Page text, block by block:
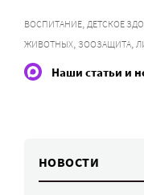
ВОСПИТАНИЕ, ДЕТСКОЕ
ЖИВОТНЫХ, ЗООЗАЩИТА,
Наши статьи и
НОВОСТИ